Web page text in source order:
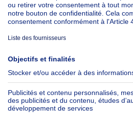
À propos
Immoweb
Presse
Emplois
Groupe Axel Springer
SeLoger.com
Outils